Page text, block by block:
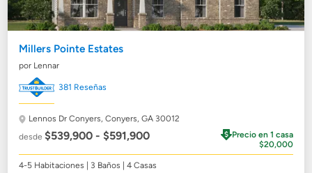
Millers Pointe Estates
por Lennar
381 Reseñas
Lennos Dr Conyers,Conyers, GA 30012
desde$539,900 - $591,900
Precio en 1 casa
$20,000
4-5 Habitaciones | 3 Baños | 4 Casas